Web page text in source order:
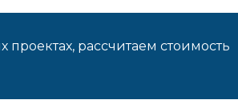
рассчитаем стоимость